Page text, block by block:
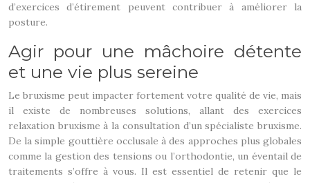
d’exercices d’étirement peuvent contribuer à améliorer la
posture.
Agir pour une mâchoire détente
et une vie plus sereine
Le bruxisme peut impacter fortement votre qualité de vie, mais
il existe de nombreuses solutions, allant des exercices
relaxation bruxisme à la consultation d’un spécialiste bruxisme.
De la simple gouttière occlusale à des approches plus globales
comme la gestion des tensions ou l’orthodontie, un éventail de
traitements s’offre à vous. Il est essentiel de retenir que le